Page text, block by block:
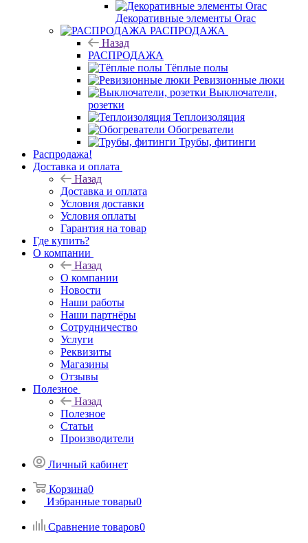
Декоративные элементы Orac
РАСПРОДАЖА
Назад
РАСПРОДАЖА
Тёплые полы
Ревизионные люки
Выключатели,
розетки
Теплоизоляция
Обогреватели
Трубы, фитинги
Распродажа!
Доставка и оплата
Назад
Доставка и оплата
Условия доставки
Условия оплаты
Гарантия на товар
Где купить?
О компании
Назад
О компании
Новости
Наши работы
Наши партнёры
Сотрудничество
Услуги
Реквизиты
Магазины
Отзывы
Полезное
Назад
Полезное
Статьи
Производители
Личный кабинет
Корзина0
Избранные товары0
Сравнение товаров0